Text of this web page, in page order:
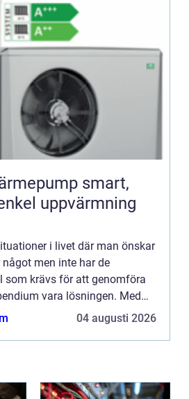
smart,
uppvärmning
i livet där man önskar
men inte har de
som krävs för att genomföra
vara lösningen. Med
04 augusti 2026